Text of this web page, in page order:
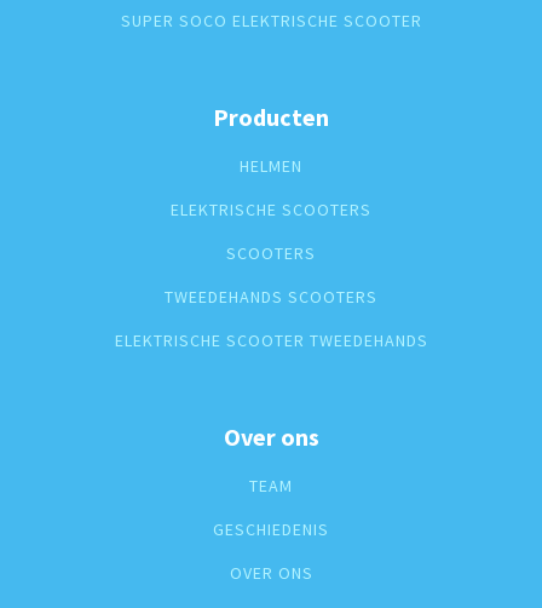
SUPER SOCO ELEKTRISCHE SCOOTER
Producten
HELMEN
ELEKTRISCHE SCOOTERS
SCOOTERS
TWEEDEHANDS SCOOTERS
ELEKTRISCHE SCOOTER TWEEDEHANDS
Over ons
TEAM
GESCHIEDENIS
OVER ONS